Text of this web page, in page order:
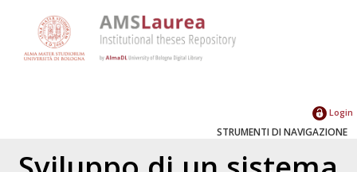
Login
STRUMENTI DI NAVIGAZIONE